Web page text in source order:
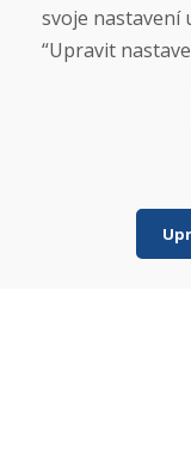
svoje nastavení
“Upravit